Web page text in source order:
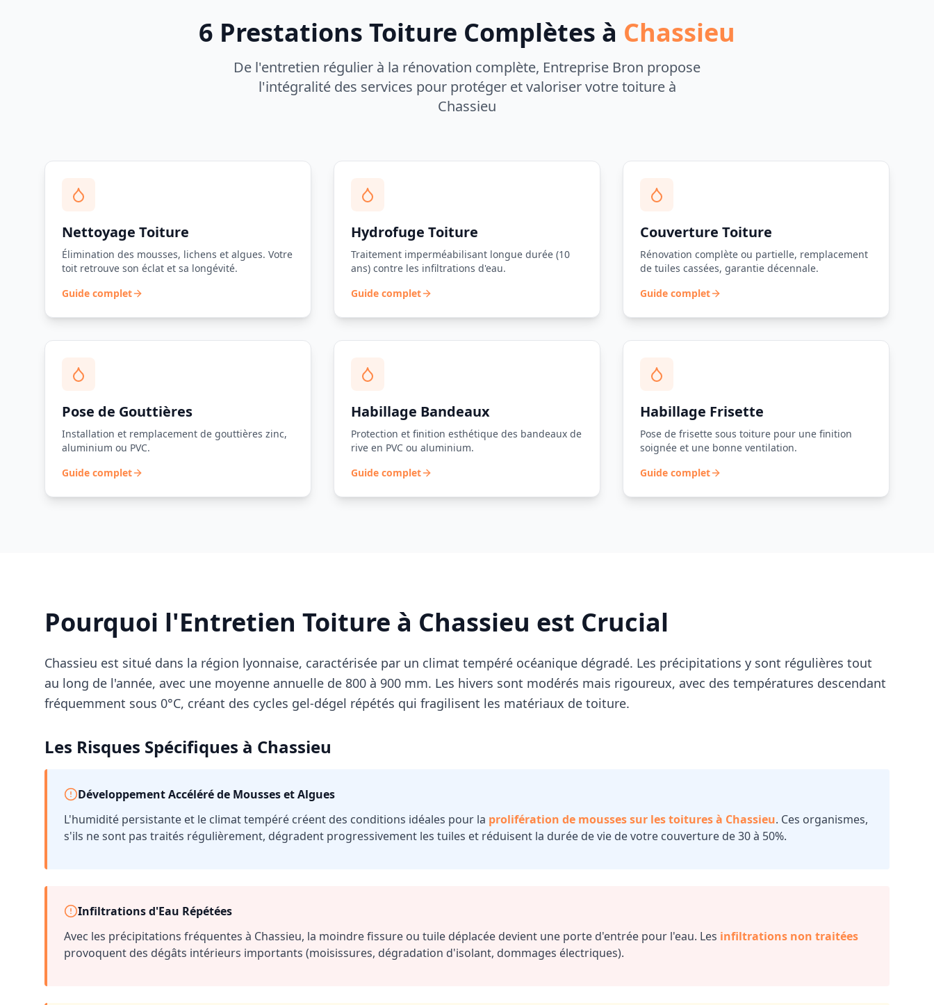
6 Prestations Toiture Complètes à Chassieu
De l'entretien régulier à la rénovation complète, Entreprise Bron propose
l'intégralité des services pour protéger et valoriser votre toiture à
Chassieu
Nettoyage Toiture
Élimination des mousses, lichens et algues. Votre
toit retrouve son éclat et sa longévité.
Guide complet
Hydrofuge Toiture
Traitement imperméabilisant longue durée (10
ans) contre les infiltrations d'eau.
Guide complet
Couverture Toiture
Rénovation complète ou partielle, remplacement
de tuiles cassées, garantie décennale.
Guide complet
Pose de Gouttières
Installation et remplacement de gouttières zinc,
aluminium ou PVC.
Guide complet
Habillage Bandeaux
Protection et finition esthétique des bandeaux de
rive en PVC ou aluminium.
Guide complet
Habillage Frisette
Pose de frisette sous toiture pour une finition
soignée et une bonne ventilation.
Guide complet
Pourquoi l'Entretien Toiture à Chassieu est Crucial
Chassieu est situé dans la région lyonnaise, caractérisée par un climat tempéré océanique dégradé. Les précipitations y sont régulières tout
au long de l'année, avec une moyenne annuelle de 800 à 900 mm. Les hivers sont modérés mais rigoureux, avec des températures descendant
fréquemment sous 0°C, créant des cycles gel-dégel répétés qui fragilisent les matériaux de toiture.
Les Risques Spécifiques à Chassieu
Développement Accéléré de Mousses et Algues
L'humidité persistante et le climat tempéré créent des conditions idéales pour la prolifération de mousses sur les toitures à Chassieu. Ces organismes,
s'ils ne sont pas traités régulièrement, dégradent progressivement les tuiles et réduisent la durée de vie de votre couverture de 30 à 50%.
Infiltrations d'Eau Répétées
Avec les précipitations fréquentes à Chassieu, la moindre fissure ou tuile déplacée devient une porte d'entrée pour l'eau. Les infiltrations non traitées
provoquent des dégâts intérieurs importants (moisissures, dégradation d'isolant, dommages électriques).